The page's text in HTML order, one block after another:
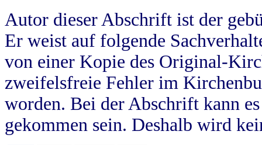
Autor dieser Abschrift ist der
Er weist auf folgende
von einer Kopie des Original-
zweifelsfreie Fehler im
worden. Bei der Abschrift kann
gekommen sein. Deshalb wird